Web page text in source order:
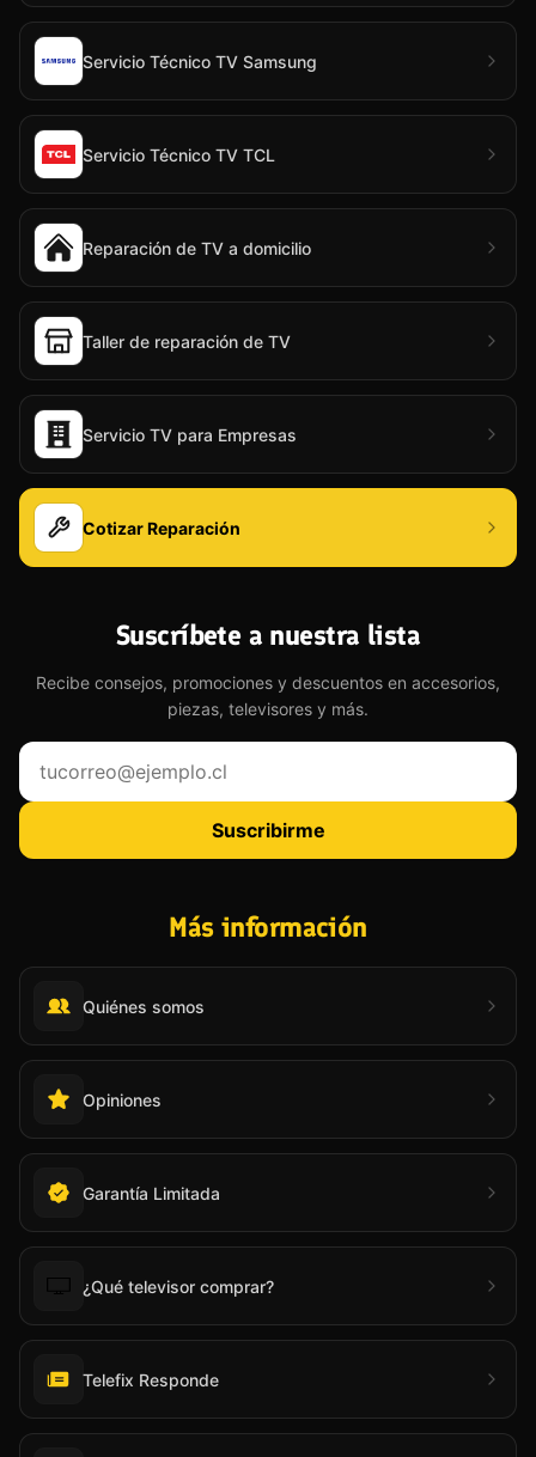
Servicio Técnico TV Samsung
Servicio Técnico TV TCL
Reparación de TV a domicilio
Taller de reparación de TV
Servicio TV para Empresas
Cotizar Reparación
Suscríbete a nuestra lista
Recibe consejos, promociones y descuentos en accesorios,
piezas, televisores y más.
Tu correo electrónico
Suscribirme
Más información
Quiénes somos
Opiniones
Garantía Limitada
¿Qué televisor comprar?
Telefix Responde